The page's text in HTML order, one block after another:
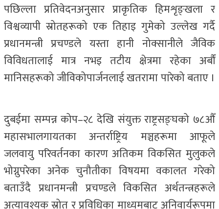
पछिल्ला प्रतिवेदनअनुसार प्राकृतिक हिमशृङ्खला र
विश्वव्यापी स्रोतहरूको एक तिहाइ गुमेको उल्लेख गर्दै
प्रधानमन्त्री प्रचण्डले यस्ता हानी नोक्सानीले जैविक
विविधतालाई मात्र नभइ तटीय क्षेत्रमा रहेका अर्बौं
मानिसहरूको जीविकोपार्जनलाई खतरामा पारेको बताए ।
दुबईमा सम्पन्न कोप–२८ देखि संयुक्त राष्ट्रसङ्घको ७८औँ
महासभालगायतका अन्तर्राष्ट्रिय मञ्चहरूमा आफूले
जलवायु परिवर्तनका कारण अतिकम विकसित मुलुकले
भोग्नुपरेका अनेक चुनौतीका विषयमा वकालत गरेको
बताउँदै प्रधानमन्त्री प्रचण्डले विकसित अर्थतन्त्रहरूले